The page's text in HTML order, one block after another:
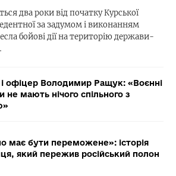
два роки від початку Курської
за задумом і виконанням
бойові дії на територію держави-
офіцер Володимир Ращук: «Воєнні
не мають нічого спільного з
має бути переможене»: історія
який пережив російський полон